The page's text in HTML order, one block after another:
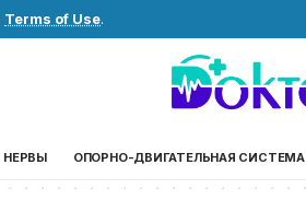
Terms of Use.
НЕРВЫ ОПОРНО-ДВИГАТЕЛЬНАЯ СИСТЕМА